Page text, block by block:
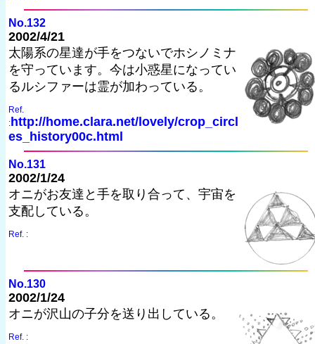
No.132
2002/4/21
太陽系の星達が手をつないでホシノミナ
を守っています。今は小惑星になってい
るルシファーは霊が加わっている。
Ref.
: http://home.clara.net/lovely/crop_circl
es_history00c.html
No.131
2002/1/24
オニがお友達と手を取り合って、宇宙を
支配している。
Ref. :
No.130
2002/1/24
オニが沢山の子分を送り出している。
Ref. :